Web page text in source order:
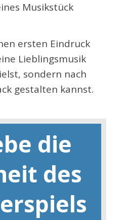
Musikstück
ersten Eindruck
Lieblingsmusik
sondern nach
gestalten kannst.
die
des